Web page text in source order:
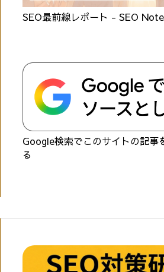
SEO最前線レポート - SEO
Google検索でこのサイトの記事
る